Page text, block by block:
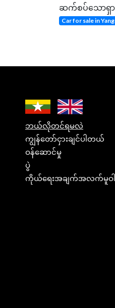
ဆက်စပ်သောရှာ
Car for sale in
ဘယ်လိုတင်ရမလဲ
ကျွန်တော်ငှားချင်ပါတယ်
ဝန်ဆောင်မှု
ပွဲ
ကိုယ်ရေးအချက်အလက်မူဝ